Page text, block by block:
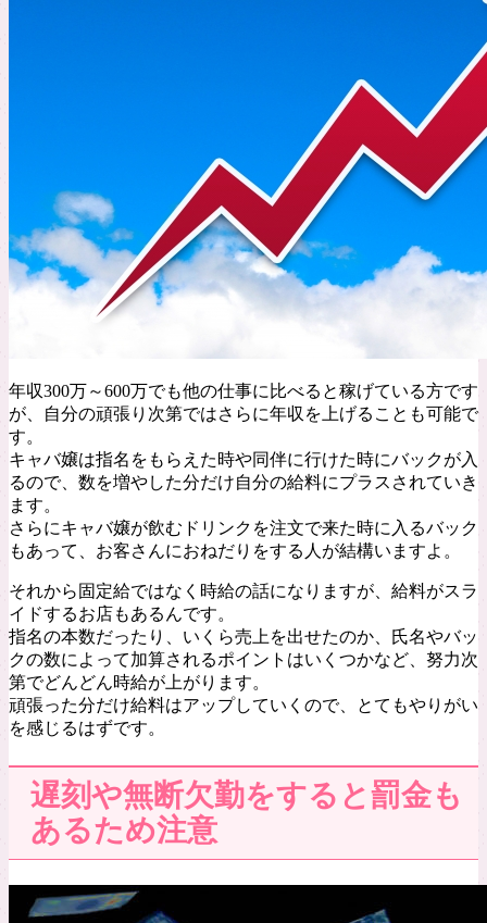
年収300万～600万でも他の仕事に比べると稼げている方です
が、自分の頑張り次第ではさらに年収を上げることも可能で
す。
キャバ嬢は指名をもらえた時や同伴に行けた時にバックが入
るので、数を増やした分だけ自分の給料にプラスされていき
ます。
さらにキャバ嬢が飲むドリンクを注文で来た時に入るバック
もあって、お客さんにおねだりをする人が結構いますよ。
それから固定給ではなく時給の話になりますが、給料がスラ
イドするお店もあるんです。
指名の本数だったり、いくら売上を出せたのか、氏名やバッ
クの数によって加算されるポイントはいくつかなど、努力次
第でどんどん時給が上がります。
頑張った分だけ給料はアップしていくので、とてもやりがい
を感じるはずです。
遅刻や無断欠勤をすると罰金も
あるため注意